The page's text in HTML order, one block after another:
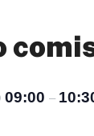
09:00 –